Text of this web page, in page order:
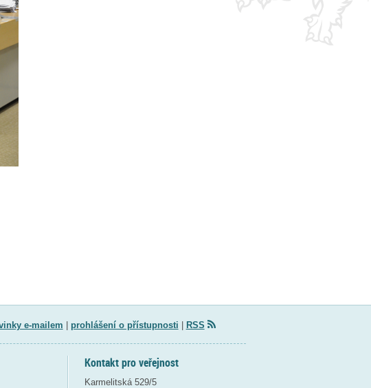
e-mailem prohlášení o přístupnosti RSS
Kontakt pro veřejnost
Karmelitská 529/5